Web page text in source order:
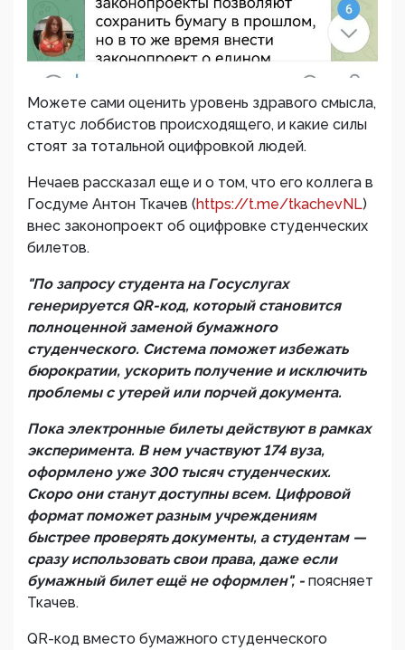
Можете сами оценить уровень здравого смысла,
статус лоббистов происходящего, и какие силы
стоят за тотальной оцифровкой людей.
Нечаев рассказал еще и о том, что его коллега в
Госдуме Антон Ткачев (https://t.me/tkachevNL)
внес законопроект об оцифровке студенческих
билетов.
"По запросу студента на Госуслугах
генерируется QR-код, который становится
полноценной заменой бумажного
студенческого. Система поможет избежать
бюрократии, ускорить получение и исключить
проблемы с утерей или порчей документа.
Пока электронные билеты действуют в рамках
эксперимента. В нем участвуют 174 вуза,
оформлено уже 300 тысяч студенческих.
Скоро они станут доступны всем. Цифровой
формат поможет разным учреждениям
быстрее проверять документы, а студентам —
сразу использовать свои права, даже если
бумажный билет ещё не оформлен", - поясняет
Ткачев.
QR-код вместо бумажного студенческого